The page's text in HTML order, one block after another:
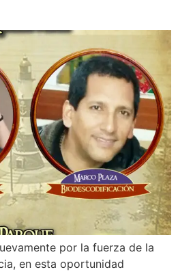
por la fuerza de la
en esta oportunidad